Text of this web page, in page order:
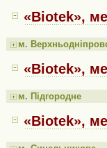
«Biotek»,
м.
«Biotek»,
м. Підгородне
«Biotek»,